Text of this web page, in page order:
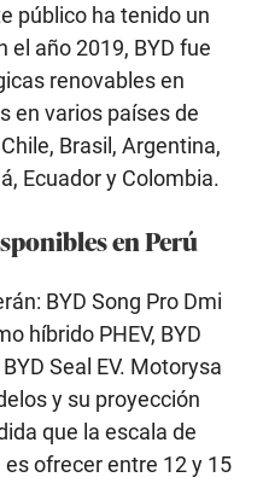
público ha tenido un
año 2019, BYD fue
renovables en
en varios países de
Brasil, Argentina,
Ecuador y Colombia.
en Perú
BYD Song Pro Dmi
híbrido PHEV, BYD
Seal EV. Motorysa
y su proyección
que la escala de
ofrecer entre 12 y 15